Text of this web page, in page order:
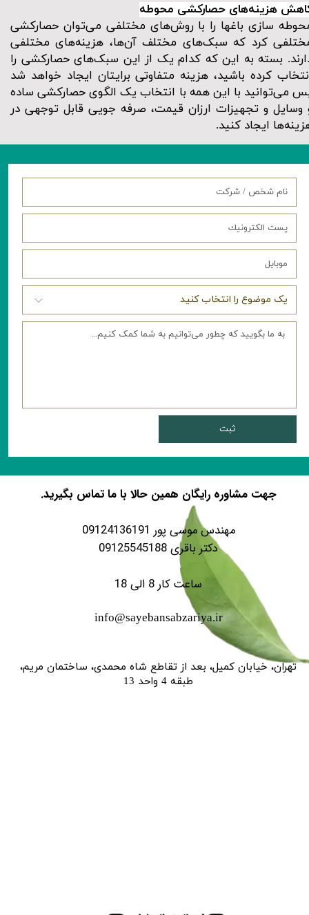
هزینه‌های حصارکشی محوطه
سازی باغها را با روش‌های مختلفی می‌توان حصارکشی
کرد که سبک‌های مختلف آن‌ها، هزینه‌های مختلفی
بسته به این که کدام یک از این سبک‌های حصارکشی را
کرده باشید، هزینه متفاوتی برایتان ایجاد خواهد شد
می‌توانید با این همه با انتخاب یک الگوی حصارکشی ساده
وسایل و تجهیزات ارزان قیمت، صرفه جویی قابل توجهی در
ایجاد کنید.
ثبت
جهت مشاوره رایگان همین حالا با ما تماس بگیرید.
مهندس موسی پور 09124136191
دکتر باقری 09125545188
ساعت کار 8 الی 18
info@sayebansabzariya.ir
تهران، خیابان کمیل، بعد از تقاطع شاه محمدی، ساختمان مریم،
طبقه 4 واحد 13